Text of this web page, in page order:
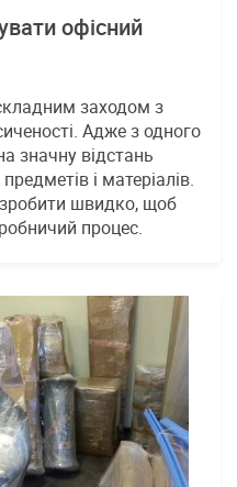
офісний
заходом з
Адже з одного
значну відстань
і матеріалів.
зробити швидко, щоб
процес.